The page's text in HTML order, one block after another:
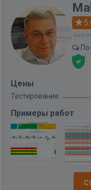
Был
Цены
Тестирование
Примеры работ